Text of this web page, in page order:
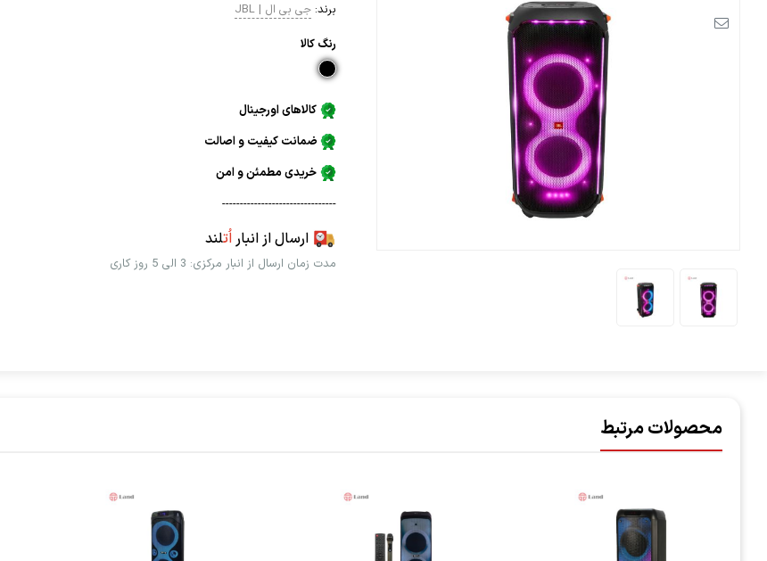
برند: جی بی ال | JBL
رنگ كالا
کالاهای اورجینال
ضمانت کیفیت و اصالت
خریدی مطمئن و امن
--------------------------------
ارسال از انباراُتلند
مدت زمان ارسال از انبار مرکزی: 3 الی 5 روز کاری
محصولات مرتبط